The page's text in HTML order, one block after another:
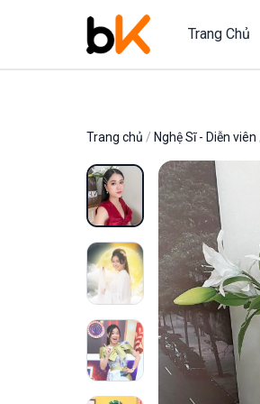
Trang Chủ
Trang chủ / Nghệ Sĩ - Diễn viên